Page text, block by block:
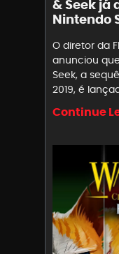
& Seek já
Nintendo
O diretor da
anunciou que
Seek, a
2019, é
Continue